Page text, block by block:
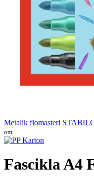
Metalik flomasteri
om
Fascikla A4